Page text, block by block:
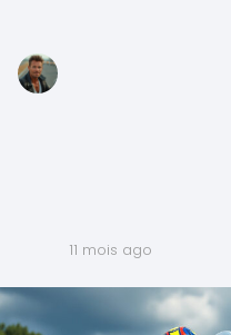
11 mois ago